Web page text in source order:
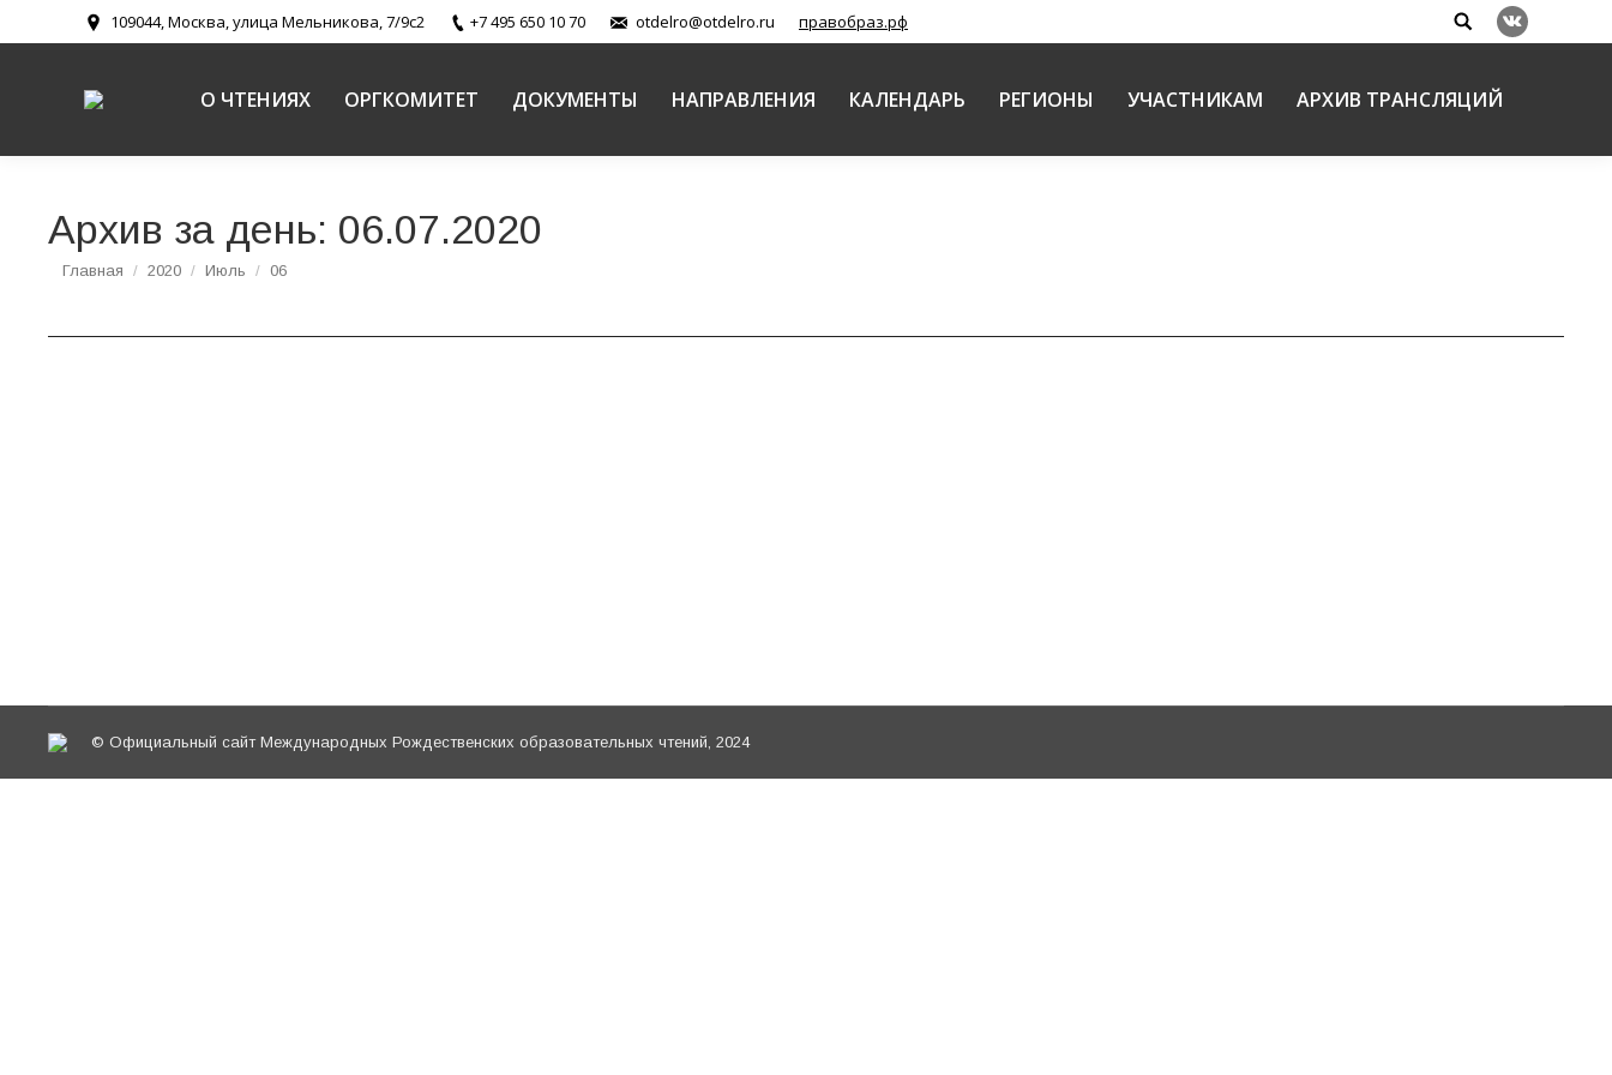
109044, Москва, улица Мельникова, 7/9с2 +7 495 650 10 70 otdelro@otdelro.ru правобраз.рф Search:
Вконтакте
О ЧТЕНИЯХ ОРГКОМИТЕТ ДОКУМЕНТЫ НАПРАВЛЕНИЯ КАЛЕНДАРЬ РЕГИОНЫ УЧАСТНИКАМ АРХИВ ТРАНСЛЯЦИЙ
Архив за день: 06.07.2020
Вы здесь:
Главная 2020 Июль 06
© Официальный сайт Международных Рождественских образовательных чтений, 2024